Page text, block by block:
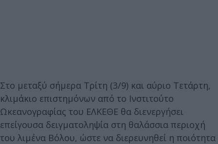
Στο μεταξύ σήμερα Τρίτη (3/9) και αύριο Τετάρτη,
κλιμάκιο επιστημόνων από το Ινστιτούτο
Ωκεανογραφίας του ΕΛΚΕΘΕ θα διενεργήσει
επείγουσα δειγματοληψία στη θαλάσσια περιοχή
του λιμένα Βόλου, ώστε να διερευνηθεί η ποιότητα